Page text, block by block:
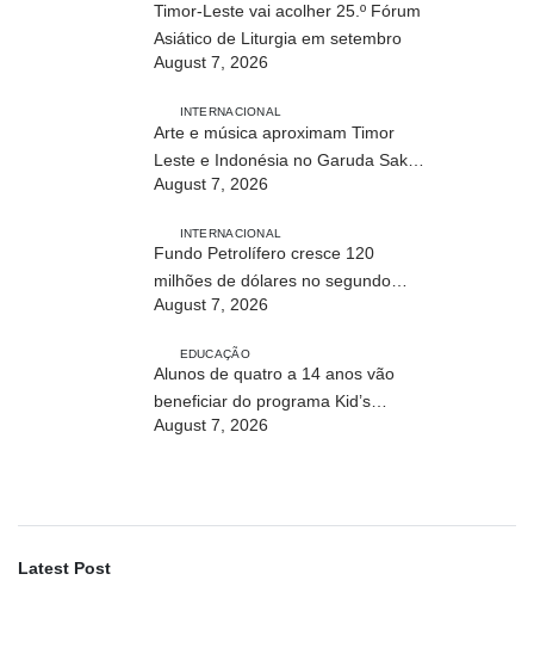
Timor-Leste vai acolher 25.º Fórum
Asiático de Liturgia em setembro
August 7, 2026
INTERNACIONAL
Arte e música aproximam Timor
Leste e Indonésia no Garuda Sakti
Crossborder Fest 2026
August 7, 2026
INTERNACIONAL
Fundo Petrolífero cresce 120
milhões de dólares no segundo
trimestre
August 7, 2026
EDUCAÇÃO
Alunos de quatro a 14 anos vão
beneficiar do programa Kid’s
Athletics
August 7, 2026
Latest Post